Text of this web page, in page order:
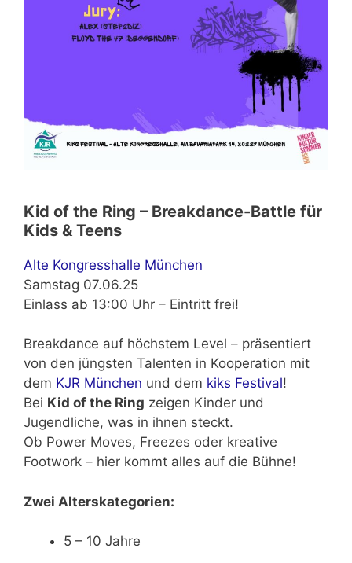
Kid of the Ring – Breakdance-Battle für
Kids & Teens
Alte Kongresshalle München
Samstag 07.06.25
Einlass ab 13:00 Uhr – Eintritt frei!
Breakdance auf höchstem Level – präsentiert
von den jüngsten Talenten in Kooperation mit
dem KJR München und dem kiks Festival!
Bei Kid of the Ring zeigen Kinder und
Jugendliche, was in ihnen steckt.
Ob Power Moves, Freezes oder kreative
Footwork – hier kommt alles auf die Bühne!
Zwei Alterskategorien:
5 – 10 Jahre